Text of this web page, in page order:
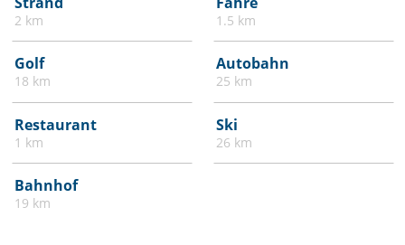
2 km 1.5 km
Golf
18 km
Autobahn
25 km
Restaurant
1 km
Ski
26 km
Bahnhof
19 km